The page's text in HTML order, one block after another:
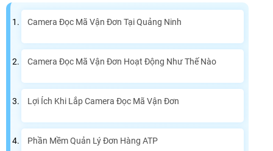
Camera Đọc Mã Vận Đơn Tại Quảng Ninh
Camera Đọc Mã Vận Đơn Hoạt Động Như Thế Nào
Lợi Ích Khi Lắp Camera Đọc Mã Vận Đơn
Phần Mềm Quản Lý Đơn Hàng ATP